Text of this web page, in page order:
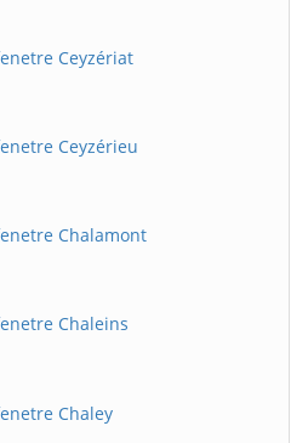
Ceyzériat
Ceyzérieu
Chalamont
Chaleins
Chaley